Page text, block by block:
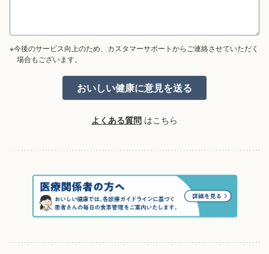
※今後のサービス向上のため、カスタマーサポートからご連絡させていただく
場合もございます。
よくある質問 はこちら